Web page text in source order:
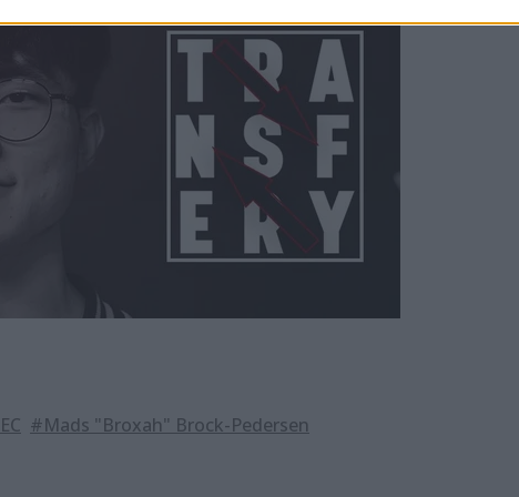
#Mads "Broxah" Brock-Pedersen